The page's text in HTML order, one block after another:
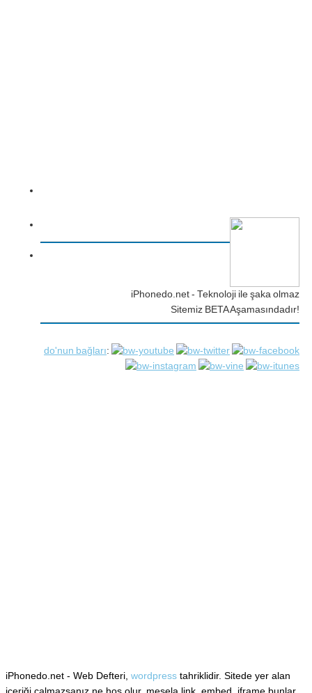
iPhonedo.net - Teknoloji ile şaka olmaz
Sitemiz BETA Aşamasındadır!
do'nun bağları:
iPhonedo.net - Web Defteri, wordpress tahriklidir. Sitede yer alan